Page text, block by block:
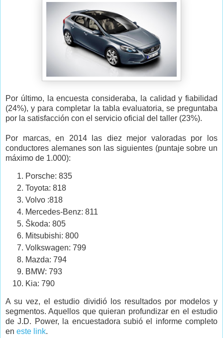
Por último, la encuesta consideraba, la calidad y fiabilidad
(24%), y para completar la tabla evaluatoria, se preguntaba
por la satisfacción con el servicio oficial del taller (23%).
Por marcas, en 2014 las diez mejor valoradas por los
conductores alemanes son las siguientes (puntaje sobre un
máximo de 1.000):
Porsche: 835
Toyota: 818
Volvo :818
Mercedes-Benz: 811
Škoda: 805
Mitsubishi: 800
Volkswagen: 799
Mazda: 794
BMW: 793
Kia: 790
A su vez, el estudio dividió los resultados por modelos y
segmentos. Aquellos que quieran profundizar en el estudio
de J.D. Power, la encuestadora subió el informe completo
en este link.